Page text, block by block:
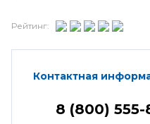
Рейтинг:
Контактная
8 (800) 555-